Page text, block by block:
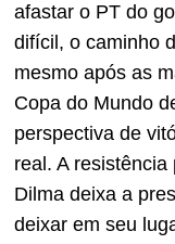
afastar o PT do
difícil, o caminho
mesmo após as
Copa do Mundo
perspectiva de
real. A
Dilma deixa a
deixar em seu